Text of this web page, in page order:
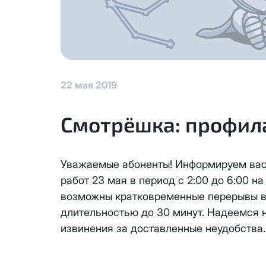
22 мая 2019
Смотрёшка:
Уважаемые абоненты! Информируем
работ 23 мая в период с 2:00 до 6:00
возможны кратковременные перерывы
длительностью до 30 минут.
извинения за доставленные неудобства.
Аренда оборудования
КС 300
НП30
НП100
Стандарт
Адрес подключения*
Отправить
Я даюсогласие на обработку
Я даю согласие на
данных
Выделение публичного IP
адреса с лицевого счета
Единовременный платеж за
Активация услуги
Ежемесячная абонентская
Оформляя заявку на
Блокировка данной услуги